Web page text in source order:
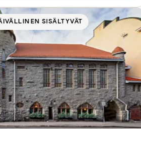
SISÄLTYVÄT